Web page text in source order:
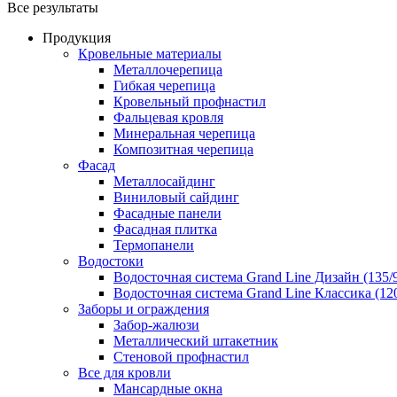
Все результаты
Продукция
Кровельные материалы
Металлочерепица
Гибкая черепица
Кровельный профнастил
Фальцевая кровля
Минеральная черепица
Композитная черепица
Фасад
Металлосайдинг
Виниловый сайдинг
Фасадные панели
Фасадная плитка
Термопанели
Водостоки
Водосточная система Grand Line Дизайн (135/
Водосточная система Grand Line Классика
Заборы и ограждения
Забор-жалюзи
Металлический штакетник
Стеновой профнастил
Все для кровли
Мансардные окна